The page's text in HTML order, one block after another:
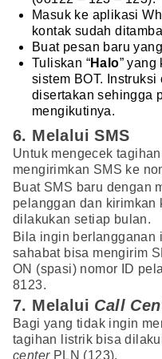
Masuk ke aplikasi
kontak sudah
Buat pesan baru
Tuliskan “Halo”
sistem BOT.
disertakan sehingga
mengikutinya.
6. Melalui SMS
Untuk mengecek
mengirimkan SMS ke
Buat SMS baru dengan
pelanggan dan kirimkan
dilakukan setiap bulan.
Bila ingin berlangganan
sahabat bisa mengirim
ON (spasi) nomor ID
8123.
7. Melalui Call
Bagi yang tidak ingin
tagihan listrik bisa
centerPLN (123).